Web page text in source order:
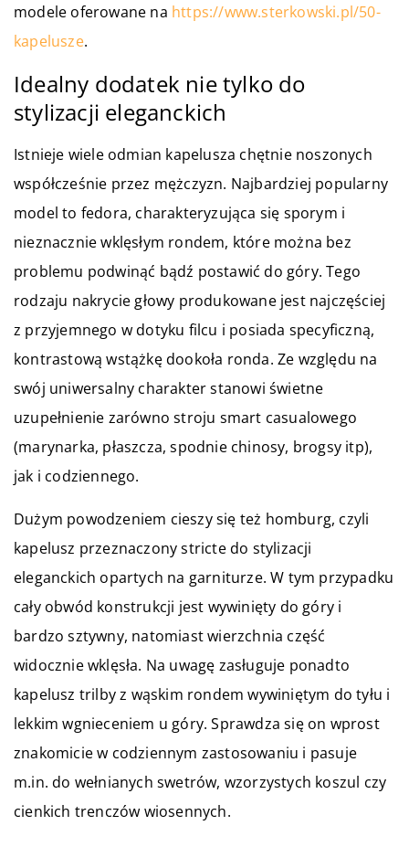
modele oferowane na https://www.sterkowski.pl/50-
kapelusze.
Idealny dodatek nie tylko do
stylizacji eleganckich
Istnieje wiele odmian kapelusza chętnie noszonych
współcześnie przez mężczyzn. Najbardziej popularny
model to fedora, charakteryzująca się sporym i
nieznacznie wklęsłym rondem, które można bez
problemu podwinąć bądź postawić do góry. Tego
rodzaju nakrycie głowy produkowane jest najczęściej
z przyjemnego w dotyku filcu i posiada specyficzną,
kontrastową wstążkę dookoła ronda. Ze względu na
swój uniwersalny charakter stanowi świetne
uzupełnienie zarówno stroju smart casualowego
(marynarka, płaszcza, spodnie chinosy, brogsy itp),
jak i codziennego.
Dużym powodzeniem cieszy się też homburg, czyli
kapelusz przeznaczony stricte do stylizacji
eleganckich opartych na garniturze. W tym przypadku
cały obwód konstrukcji jest wywinięty do góry i
bardzo sztywny, natomiast wierzchnia część
widocznie wklęsła. Na uwagę zasługuje ponadto
kapelusz trilby z wąskim rondem wywiniętym do tyłu i
lekkim wgnieceniem u góry. Sprawdza się on wprost
znakomicie w codziennym zastosowaniu i pasuje
m.in. do wełnianych swetrów, wzorzystych koszul czy
cienkich trenczów wiosennych.